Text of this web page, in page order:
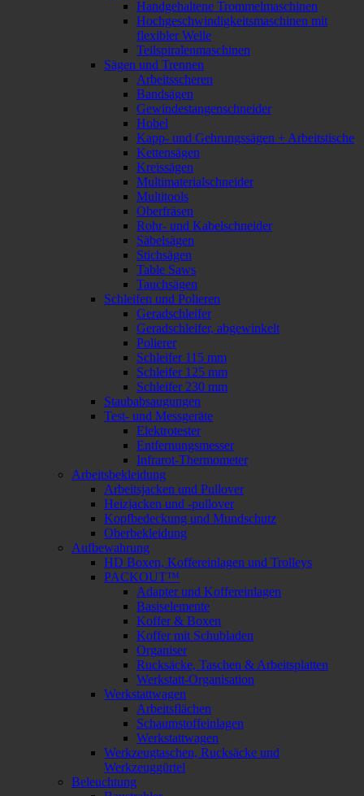
Handgehaltene Trommelmaschinen
Hochgeschwindigkeitsmaschinen mit
flexibler Welle
Teilspiralenmaschinen
Sägen und Trennen
Arbeitsscheren
Bandsägen
Gewindestangenschneider
Hobel
Kapp- und Gehrungssägen + Arbeitstische
Kettensägen
Kreissägen
Multimaterialschneider
Multitools
Oberfräsen
Rohr- und Kabelschneider
Säbelsägen
Stichsägen
Table Saws
Tauchsägen
Schleifen und Polieren
Geradschleifer
Geradschleifer, abgewinkelt
Polierer
Schleifer 115 mm
Schleifer 125 mm
Schleifer 230 mm
Staubabsaugungen
Test- und Messgeräte
Elektrotester
Entfernungsmesser
Infrarot-Thermometer
Arbeitsbekleidung
Arbeitsjacken und Pullover
Heizjacken und -pullover
Kopfbedeckung und Mundschutz
Oberbekleidung
Aufbewahrung
HD Boxen, Koffereinlagen und Trolleys
PACKOUT™
Adapter und Koffereinlagen
Basiselemente
Koffer & Boxen
Koffer mit Schubladen
Organiser
Rucksäcke, Taschen & Arbeitsplatten
Werkstatt-Organisation
Werkstattwagen
Arbeitsflächen
Schaumstoffeinlagen
Werkstattwagen
Werkzeugtaschen, Rucksäcke und
Werkzeuggürtel
Beleuchtung